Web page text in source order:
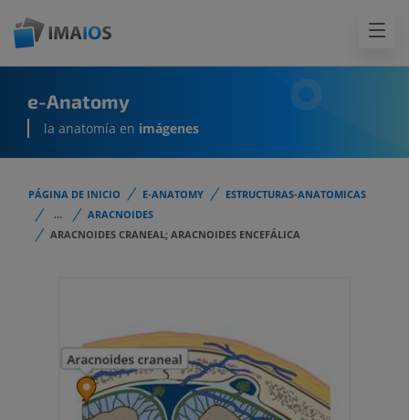
e-Anatomy
la anatomía en imágenes
PÁGINA DE INICIO E-ANATOMY
ESTRUCTURAS-ANATOMICAS
...
ARACNOIDES
ARACNOIDES CRANEAL; ARACNOIDES ENCEFÁLICA